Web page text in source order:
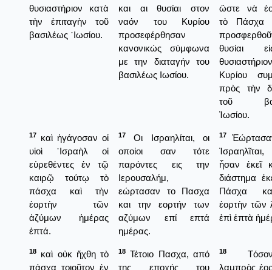
θυσιαστήριον κατὰ
τὴν ἐπιταγὴν τοῦ
βασιλέως ᾿Ιωσίου.
και αι θυσίαι στον
ναόν του Κυρίου
προσεφέρθησαν
κανονικώς σύμφωνα
με την διαταγήν του
βασιλέως Ιωσίου.
ὥστε νὰ
τὸ Πάσχα
θυσίαι
Κυρίου
πρὸς τὴν
τοῦ
Ἰωσίου.
17
καὶ ἠγάγοσαν οἱ
υἱοὶ ᾿Ισραὴλ οἱ
εὑρεθέντες ἐν τῷ
καιρῷ τούτῳ τὸ
πάσχα καὶ τὴν
ἑορτὴν τῶν
ἀζύμων ἡμέρας
ἑπτά.
17
Οι Ισραηλίται, οι
οποίοι σαν τότε
παρόντες εις την
Ιερουσαλήμ,
εώρτασαν το Πασχα
και την εορτήν των
αζύμων επί επτά
ημέρας.
17
ἦσαν ἐκεῖ
διάστημα
Πάσχα
ἑορτὴν τῶν
ἐπὶ ἑπτὰ
18
καὶ οὐκ ἤχθη τὸ
πάσχα τοιοῦτον ἐν
18 Τέτοιο Πασχα, από
της εποχής του
18
λαμπρὸς